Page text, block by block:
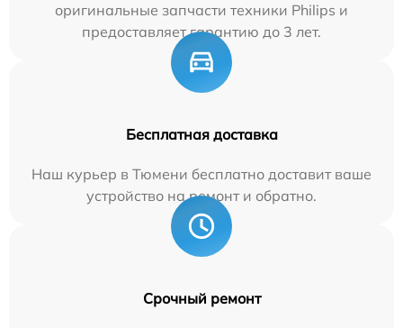
оригинальные запчасти техники Philips и
предоставляет гарантию до 3 лет.
Бесплатная доставка
Наш курьер в Тюмени бесплатно доставит ваше
устройство на ремонт и обратно.
Срочный ремонт